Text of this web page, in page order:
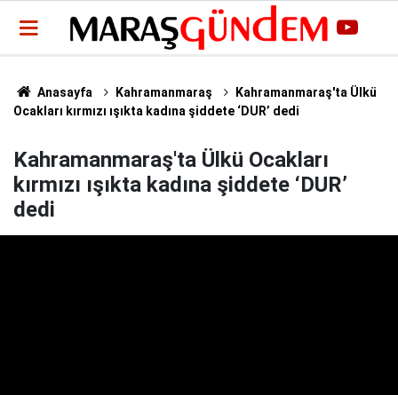
Anasayfa Kahramanmaraş
Kahramanmaraş'ta Ülkü
Ocakları kırmızı ışıkta kadına şiddete ‘DUR’ dedi
Kahramanmaraş'ta Ülkü Ocakları
kırmızı ışıkta kadına şiddete ‘DUR’
dedi